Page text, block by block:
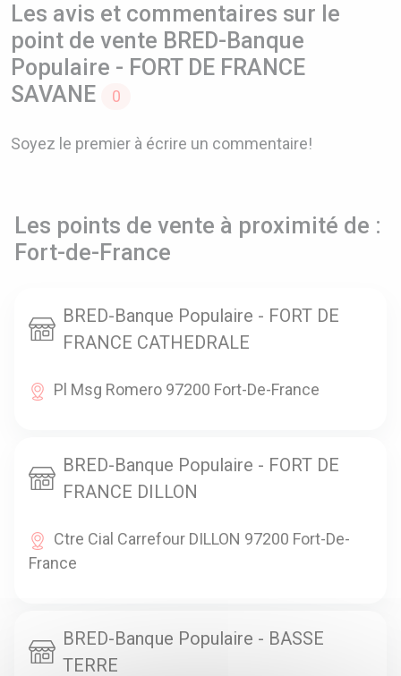
Les avis et commentaires sur le
point de vente BRED-Banque
Populaire - FORT DE FRANCE
SAVANE
0
Soyez le premier à écrire un commentaire!
Les points de vente à proximité de :
Fort-de-France
BRED-Banque Populaire - FORT DE
FRANCE CATHEDRALE
Pl Msg Romero 97200 Fort-De-France
BRED-Banque Populaire - FORT DE
FRANCE DILLON
Ctre Cial Carrefour DILLON 97200 Fort-De-
France
BRED-Banque Populaire - BASSE
TERRE